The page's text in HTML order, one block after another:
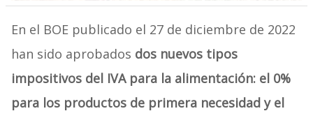
En el BOE publicado el 27 de diciembre de 2022
han sido aprobados dos nuevos tipos
impositivos del IVA para la alimentación: el 0%
para los productos de primera necesidad y el